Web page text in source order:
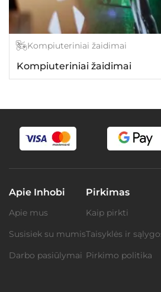
Kompiuteriniai žaidimai
Kompiuteriniai žaidimai
Apie Inhobi
Apie mus
Susisiek su mumis
Darbo pasiūlymai
Pirkimas
Kaip pirkti
Taisyklės ir
Pirkimo politika